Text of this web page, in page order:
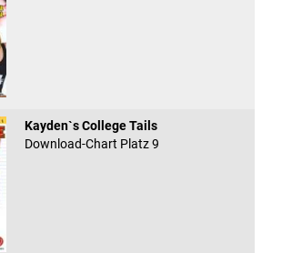
Kayden`s College Tails
Download-Chart Platz 9